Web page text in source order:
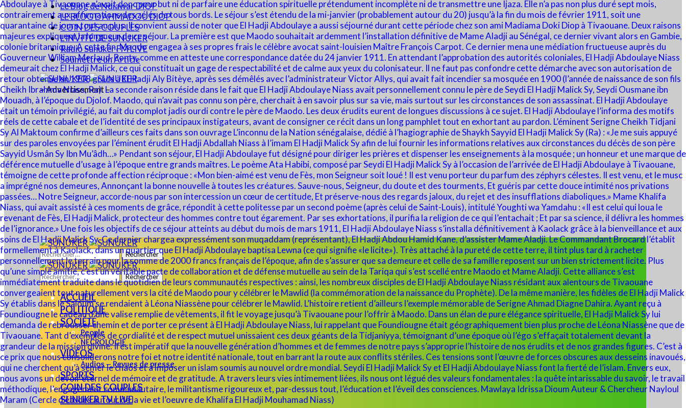
Le Blog de Ndiawar DIOP
LE BLOG D’AHMADOU DIOP
COIN DES COUPLES
L’INVITÉ DE SUNUKER
Radio Sunuker FM LIVE
Soumettre un Article
– Advertisement –
Rechercher :
Rechercher :
ACCUEIL
POLITIQUE
SOCIÉTÉ
People
NECROLOGIE
VIDÉOS
Audios – Revues de presse
SPORTS
COIN DES COUPLES
SUNUKER TV LIVE